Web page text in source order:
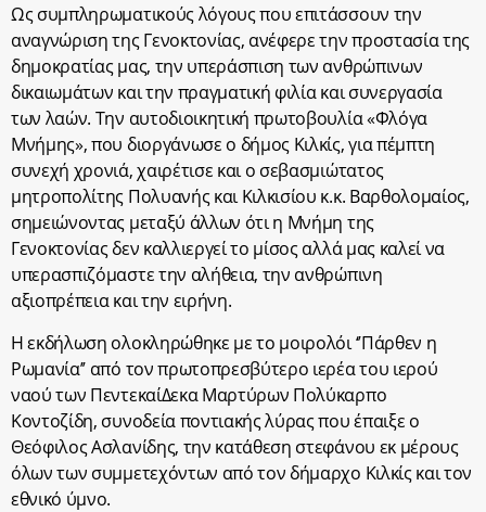
Ως συμπληρωματικούς λόγους που επιτάσσουν την
αναγνώριση της Γενοκτονίας, ανέφερε την προστασία της
δημοκρατίας μας, την υπεράσπιση των ανθρώπινων
δικαιωμάτων και την πραγματική φιλία και συνεργασία
των λαών. Την αυτοδιοικητική πρωτοβουλία «Φλόγα
Μνήμης», που διοργάνωσε ο δήμος Κιλκίς, για πέμπτη
συνεχή χρονιά, χαιρέτισε και ο σεβασμιώτατος
μητροπολίτης Πολυανής και Κιλκισίου κ.κ. Βαρθολομαίος,
σημειώνοντας μεταξύ άλλων ότι η Μνήμη της
Γενοκτονίας δεν καλλιεργεί το μίσος αλλά μας καλεί να
υπερασπιζόμαστε την αλήθεια, την ανθρώπινη
αξιοπρέπεια και την ειρήνη.
Η εκδήλωση ολοκληρώθηκε με το μοιρολόι ‘’Πάρθεν η
Ρωμανία’’ από τον πρωτοπρεσβύτερο ιερέα του ιερού
ναού των ΠεντεκαίΔεκα Μαρτύρων Πολύκαρπο
Κοντοζίδη, συνοδεία ποντιακής λύρας που έπαιξε ο
Θεόφιλος Ασλανίδης, την κατάθεση στεφάνου εκ μέρους
όλων των συμμετεχόντων από τον δήμαρχο Κιλκίς και τον
εθνικό ύμνο.